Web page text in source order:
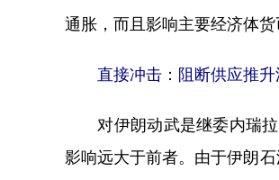
通胀，而且影响主要经济体
直接冲击：阻断供应推升
对伊朗动武是继委内瑞拉
影响远大于前者。由于伊朗